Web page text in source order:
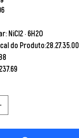
NiCl2 · 6H2O
do Produto:28.27.35.00